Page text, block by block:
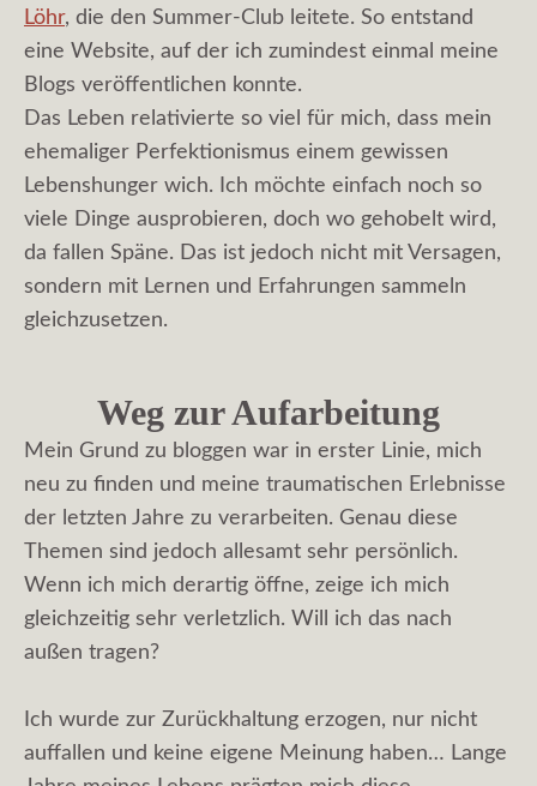
Löhr, die den Summer-Club leitete. So entstand
eine Website, auf der ich zumindest einmal meine
Blogs veröffentlichen konnte.
Das Leben relativierte so viel für mich, dass mein
ehemaliger Perfektionismus einem gewissen
Lebenshunger wich. Ich möchte einfach noch so
viele Dinge ausprobieren, doch wo gehobelt wird,
da fallen Späne. Das ist jedoch nicht mit Versagen,
sondern mit Lernen und Erfahrungen sammeln
gleichzusetzen.
Weg zur Aufarbeitung
Mein Grund zu bloggen war in erster Linie, mich
neu zu finden und meine traumatischen Erlebnisse
der letzten Jahre zu verarbeiten. Genau diese
Themen sind jedoch allesamt sehr persönlich.
Wenn ich mich derartig öffne, zeige ich mich
gleichzeitig sehr verletzlich. Will ich das nach
außen tragen?
Ich wurde zur Zurückhaltung erzogen, nur nicht
auffallen und keine eigene Meinung haben… Lange